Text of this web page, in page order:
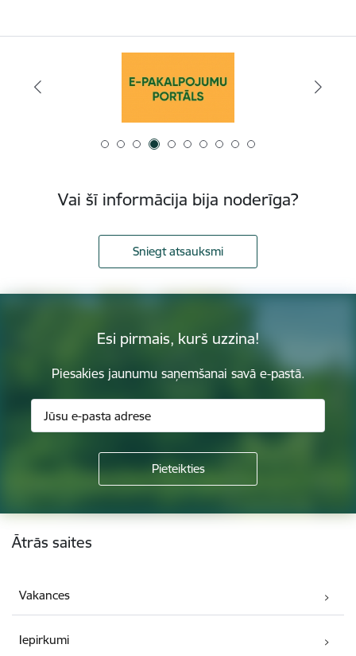
Vai šī informācija bija noderīga?
Sniegt atsauksmi
Esi pirmais, kurš uzzina!
Piesakies jaunumu saņemšanai savā e-pastā.
Kājene
Ātrās saites
Vakances
Iepirkumi